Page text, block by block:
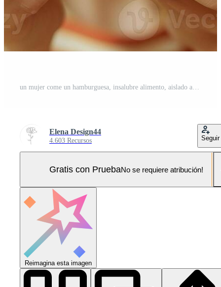
un mujer come un hamburguesa, insalubre alimento, aislado antecedentes Foto Pro
Elena Design44
4.603 Recursos Seguir
Gratis con PruebaNo se requiere atribución!
Reimagina esta imagen